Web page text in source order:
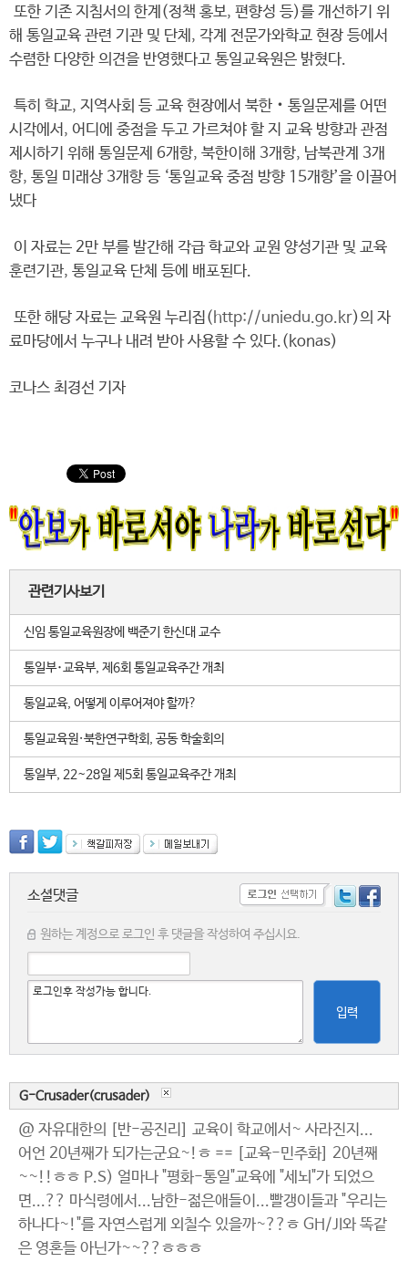
또한 기존 지침서의 한계(정책 홍보, 편향성 등)를 개선하기 위
해 통일교육 관련 기관 및 단체, 각계 전문가와학교 현장 등에서
수렴한 다양한 의견을 반영했다고 통일교육원은 밝혔다.
특히 학교, 지역사회 등 교육 현장에서 북한‧통일문제를 어떤
시각에서, 어디에 중점을 두고 가르쳐야 할 지 교육 방향과 관점
제시하기 위해 통일문제 6개항, 북한이해 3개항, 남북관계 3개
항, 통일 미래상 3개항 등 ‘통일교육 중점 방향 15개항’을 이끌어
냈다
이 자료는 2만 부를 발간해 각급 학교와 교원 양성기관 및 교육
훈련기관, 통일교육 단체 등에 배포된다.
또한 해당 자료는 교육원 누리집( http://uniedu.go.kr)의 자
료마당에서 누구나 내려 받아 사용할 수 있다.(konas)
코나스 최경선 기자
관련기사보기
신임 통일교육원장에 백준기 한신대 교수
통일부･교육부, 제6회 통일교육주간 개최
통일교육, 어떻게 이루어져야 할까?
통일교육원·북한연구학회, 공동 학술회의
통일부, 22~28일 제5회 통일교육주간 개최
소셜댓글
원하는 계정으로 로그인 후 댓글을 작성하여 주십시요.
입력
G-Crusader(crusader)
@ 자유대한의 [반-공진리] 교육이 학교에서~ 사라진지...
어언 20년째가 되가는군요~!ㅎ == [교육-민주화] 20년째
~~!!ㅎㅎ P.S) 얼마나 "평화-통일"교육에 "세뇌"가 되었으
면...?? 마식령에서...남한-젊은애들이...빨갱이들과 "우리는
하나다~!"를 자연스럽게 외칠수 있을까~??ㅎ GH/JI와 똑같
은 영혼들 아닌가~~??ㅎㅎㅎ